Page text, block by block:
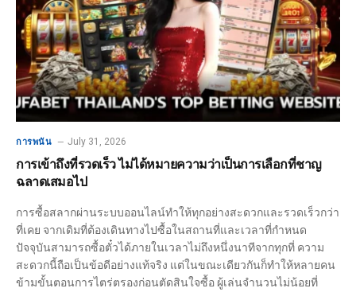
การพนัน July 31, 2026
การเข้าถึงที่รวดเร็ว ไม่ได้หมายความว่าเป็นการเลือกที่ชาญ
ฉลาดเสมอไป
การซื้อสลากผ่านระบบออนไลน์ทำให้ทุกอย่างสะดวกและรวดเร็วกว่า
ที่เคย จากเดิมที่ต้องเดินทางไปซื้อในสถานที่และเวลาที่กำหนด
ปัจจุบันสามารถซื้อตั๋วได้ภายในเวลาไม่ถึงหนึ่งนาทีจากทุกที่ ความ
สะดวกนี้ถือเป็นข้อดีอย่างแท้จริง แต่ในขณะเดียวกันก็ทำให้หลายคน
ข้ามขั้นตอนการไตร่ตรองก่อนตัดสินใจซื้อ ผู้เล่นจำนวนไม่น้อยที่